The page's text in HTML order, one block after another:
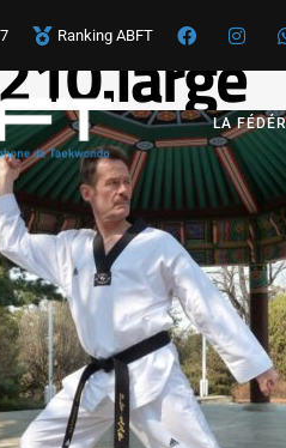
Ranking ABFT
LA